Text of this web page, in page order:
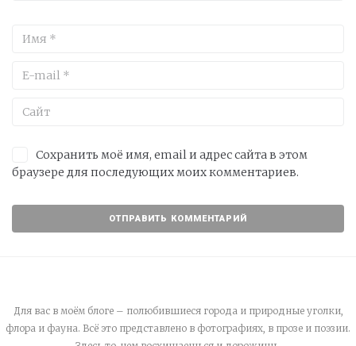
Сохранить моё имя, email и адрес сайта в этом
браузере для последующих моих комментариев.
Для вас в моём блоге – полюбившиеся города и природные уголки,
флора и фауна. Всё это представлено в фотографиях, в прозе и поэзии.